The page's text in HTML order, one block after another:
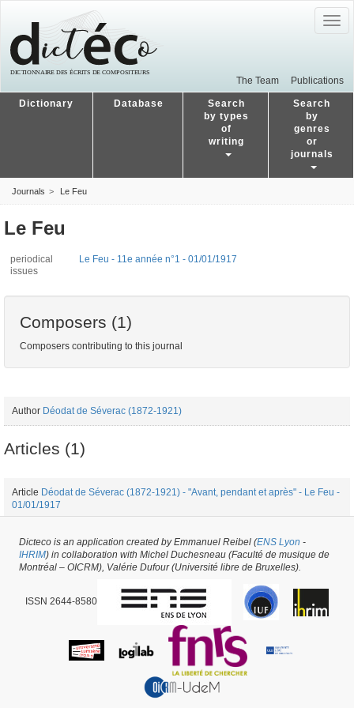
The Team Publications
Dictionary Database
Search
by types
of
writing
Search
by
genres
or
journals
Journals Le Feu
Le Feu
periodical
issues
Le Feu - 11e année n°1 - 01/01/1917
Composers (1)
Composers contributing to this journal
Author Déodat de Séverac (1872-1921)
Articles (1)
Article Déodat de Séverac (1872-1921) - "Avant, pendant et après" - Le Feu -
01/01/1917
Journal #25211 -created on 18/10/2017 by Fauve Bougard
Dicteco is an application created by Emmanuel Reibel (ENS Lyon -
IHRIM) in collaboration with Michel Duchesneau (Faculté de musique de
Montréal – OICRM), Valérie Dufour (Université libre de Bruxelles).
ISSN 2644-8580